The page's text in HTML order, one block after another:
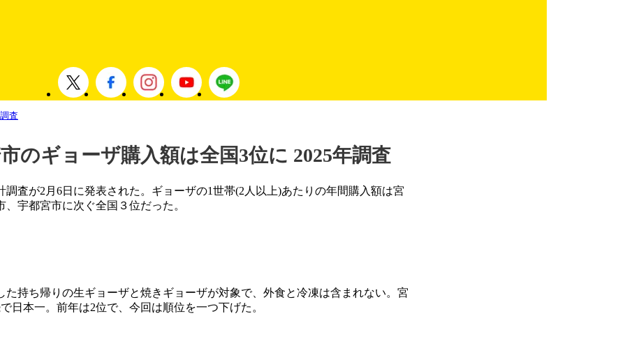
査
市のギョーザ購入額は全国3位に 2025年調査
査が2月6日に発表された。ギョーザの1世帯(2人以上)あたりの年間購入額は宮
、宇都宮市に次ぐ全国３位だった。
持ち帰りの生ギョーザと焼きギョーザが対象で、外食と冷凍は含まれない。宮
日本一。前年は2位で、今回は順位を一つ下げた。